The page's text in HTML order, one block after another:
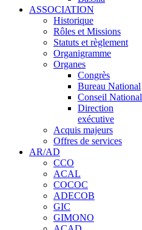
ASSOCIATION
Historique
Rôles et Missions
Statuts et règlement
Organigramme
Organes
Congrès
Bureau National
Conseil National
Direction
exécutive
Acquis majeurs
Offres de services
AR/AD
CCO
ACAL
COCOC
ADECOB
GIC
GIMONO